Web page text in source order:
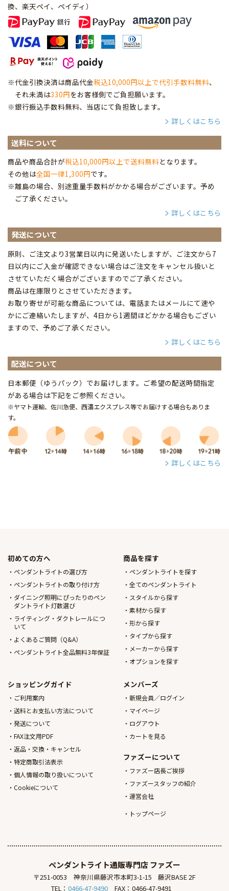
換、楽天ペイ、ペイディ ）
※代金引換決済は商品代金税込10,000円以上で代引手数料無料、
それ未満は330円をお客様側でご負担願います。
※銀行振込手数料無料、当店にて負担致します。
詳しくはこちら
送料について
商品や商品合計が税込10,000円以上で送料無料となります。
その他は全国一律1,300円です。
※離島の場合、別途重量手数料がかかる場合がございます。予め
ご了承ください。
詳しくはこちら
発送について
原則、ご注文より3営業日以内に発送いたしますが、ご注文から7
日以内にご入金が確認できない場合はご注文をキャンセル扱いと
させていただく場合がございますのでご了承ください。
商品は在庫限りとさせていただきます。
お取り寄せが可能な商品については、電話またはメールにて速や
かにご連絡いたしますが、4日から1週間ほどかかる場合もござい
ますので、予めご了承ください。
詳しくはこちら
配送について
日本郵便（ゆうパック）でお届けします。ご希望の配送時間指定
がある場合は下記をご参照ください。
※ヤマト運輸、佐川急便、西濃エクスプレス等でお届けする場合もありま
す。
詳しくはこちら
初めての方へ
ペンダントライトの選び方
ペンダントライトの取り付け方
ダイニング照明にぴったりのペン
ダントライト灯数選び
ライティング・ダクトレールにつ
いて
よくあるご質問（Q&A）
ペンダントライト全品無料3年保証
商品を探す
ペンダントライトを探す
全てのペンダントライト
スタイルから探す
素材から探す
形から探す
タイプから探す
メーカーから探す
オプションを探す
ショッピングガイド
ご利用案内
送料とお支払い方法について
発送について
FAX注文用PDF
返品・交換・キャンセル
特定商取引法表示
個人情報の取り扱いについて
Cookieについて
メンバーズ
新規会員／ログイン
マイページ
ログアウト
カートを見る
ファズーについて
ファズー店長ご挨拶
ファズースタッフの紹介
運営会社
トップページ
ペンダントライト通販専門店 ファズー
〒251-0053 神奈川県藤沢市本町3-1-15
藤沢BASE 2F
TEL： 0466-47-9490 FAX：0466-47-9491